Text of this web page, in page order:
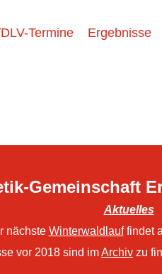
Termine Ergebnisse
Gemeinschaft
Aktuelles
nächste Winterwaldlauffindet
vor 2018 sind imArchiv zu